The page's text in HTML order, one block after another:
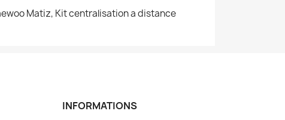
Matiz, Kit centralisation a distance
INFORMATIONS